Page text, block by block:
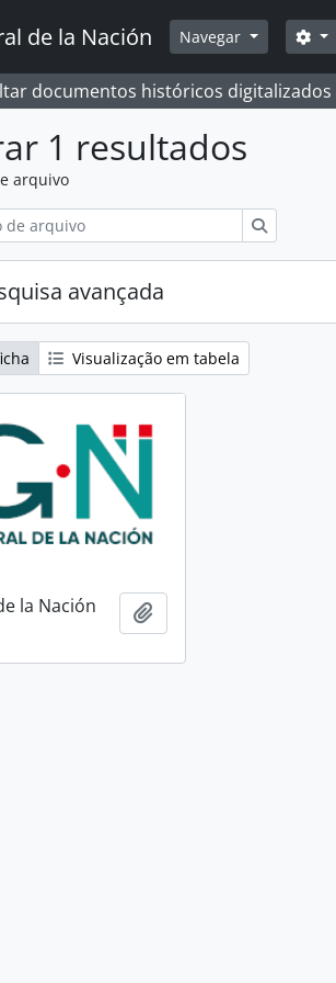
de la Nación Navegar
documentos históricos digitalizados
1 resultados
arquivo
avançada
Visualização em tabela
la Nación